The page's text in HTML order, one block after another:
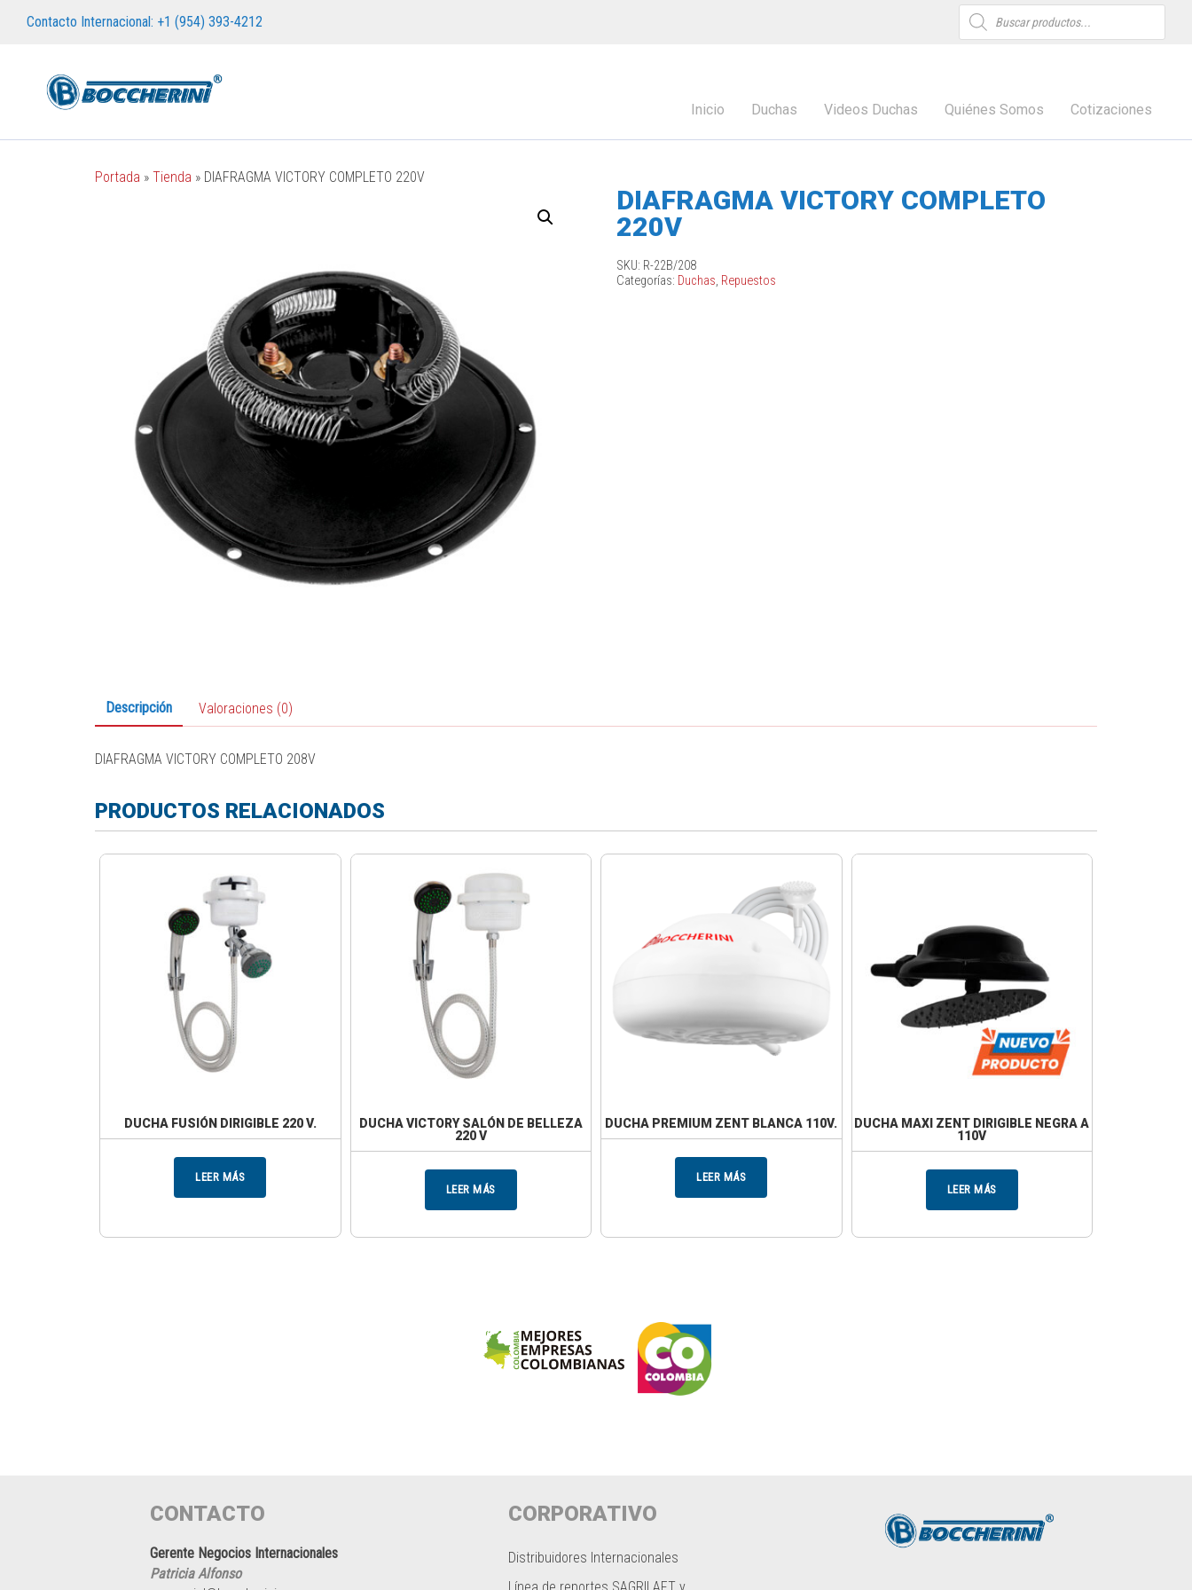
Contacto Internacional: +1 (954) 393-4212
Búsqueda
de
productos
Inicio Duchas Videos Duchas Quiénes Somos Cotizaciones
Portada » Tienda » DIAFRAGMA VICTORY COMPLETO 220V
DIAFRAGMA VICTORY COMPLETO
220V
SKU: R-22B/208
Categorías: Duchas, Repuestos
Descripción Valoraciones (0)
DIAFRAGMA VICTORY COMPLETO 208V
PRODUCTOS RELACIONADOS
DUCHA FUSIÓN DIRIGIBLE 220 V.
LEER MÁS
DUCHA VICTORY SALÓN DE BELLEZA
220 V
LEER MÁS
DUCHA PREMIUM ZENT BLANCA 110V.
LEER MÁS
DUCHA MAXI ZENT DIRIGIBLE NEGRA A
110V
LEER MÁS
CONTACTO
Gerente Negocios Internacionales
Patricia Alfonso
CORPORATIVO
Distribuidores Internacionales
Línea de reportes SAGRILAFT y